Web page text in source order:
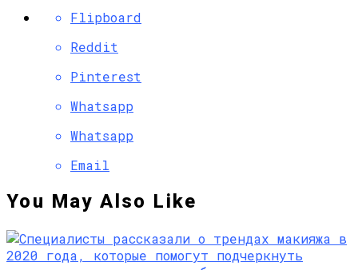
Flipboard
Reddit
Pinterest
Whatsapp
Whatsapp
Email
You May Also Like